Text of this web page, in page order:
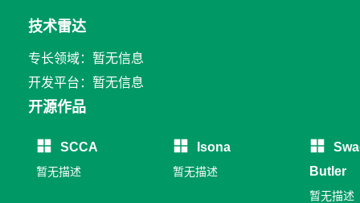
技术雷达
专长领域：暂无信息
开发平台：暂无信息
开源作品
SCCA
暂无描述
Isona
暂无描述
Butler
暂无描述